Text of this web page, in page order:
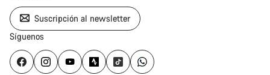
Suscripción al newsletter
Síguenos